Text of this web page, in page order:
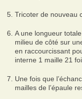
Tricoter de nouveau
A une longueur
milieu de côté sur
en raccourcissant
interne 1 maille 21
Une fois que
mailles de l’épaule